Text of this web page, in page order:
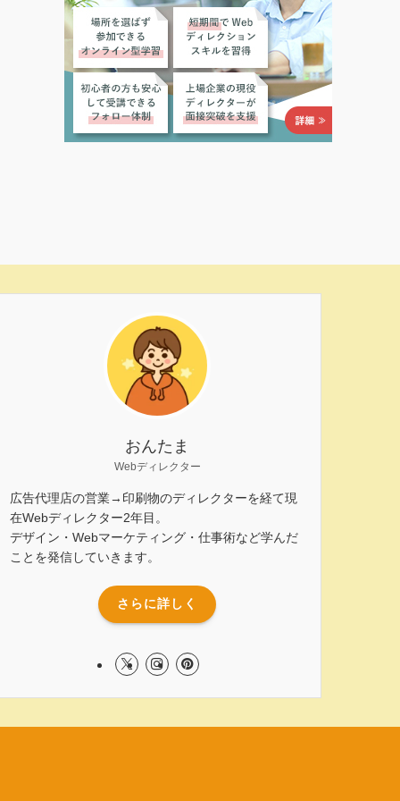
おんたま
Webディレクター
広告代理店の営業→印刷物のディレクターを経て現
在Webディレクター2年目。
デザイン・Webマーケティング・仕事術など学んだ
ことを発信していきます。
さらに詳しく